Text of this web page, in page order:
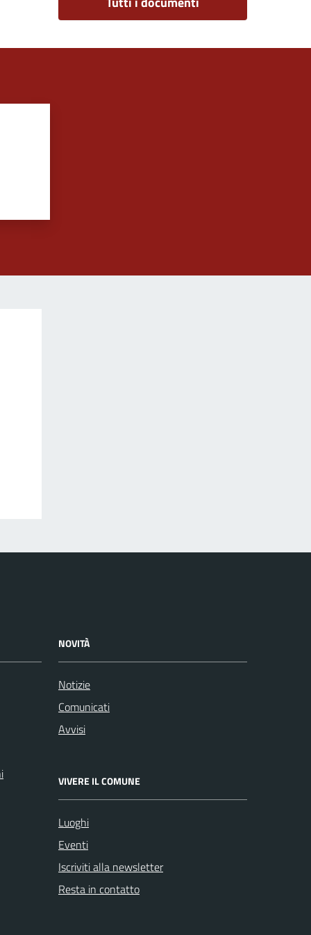
NOVITÀ
Notizie
Comunicati
Avvisi
VIVERE IL COMUNE
Luoghi
Eventi
Iscriviti alla newsletter
Resta in contatto